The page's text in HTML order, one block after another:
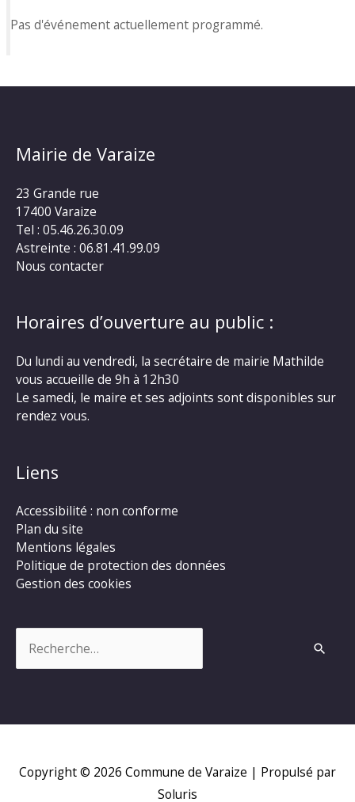
Pas d'événement actuellement programmé.
Mairie de Varaize
23 Grande rue
17400 Varaize
Tel : 05.46.26.30.09
Astreinte : 06.81.41.99.09
Nous contacter
Horaires d’ouverture au public :
Du lundi au vendredi, la secrétaire de mairie Mathilde
vous accueille de 9h à 12h30
Le samedi, le maire et ses adjoints sont disponibles sur
rendez vous.
Liens
Accessibilité : non conforme
Plan du site
Mentions légales
Politique de protection des données
Gestion des cookies
Copyright © 2026 Commune de Varaize | Propulsé par
Soluris